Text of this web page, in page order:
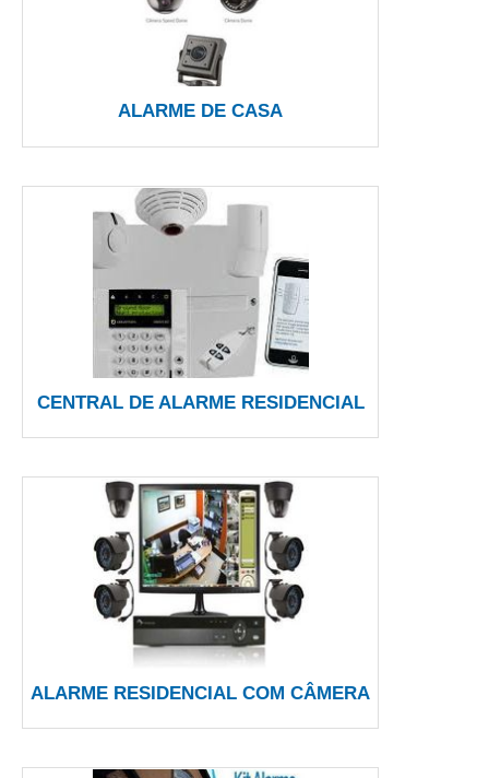
ALARME DE CASA
CENTRAL DE ALARME RESIDENCIAL
ALARME RESIDENCIAL COM CÂMERA